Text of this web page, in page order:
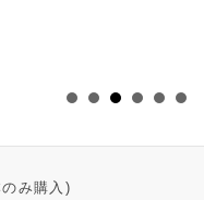
み購入)